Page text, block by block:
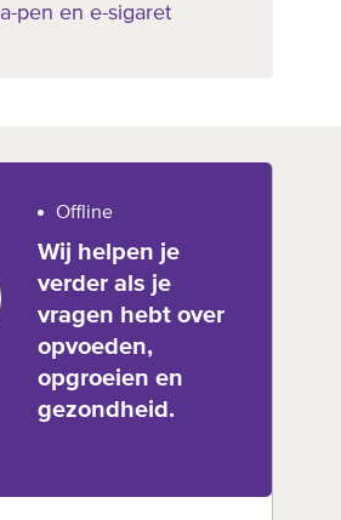
pen en e-sigaret
Offline
Wij helpen je
verder als je
vragen hebt over
opvoeden,
opgroeien en
gezondheid.